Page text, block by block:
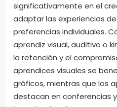
significativamente en el
adaptar las experiencias
preferencias individuales.
aprendiz visual, auditivo o
la retención y el
aprendices visuales se
gráficos, mientras que los
destacan en conferencias